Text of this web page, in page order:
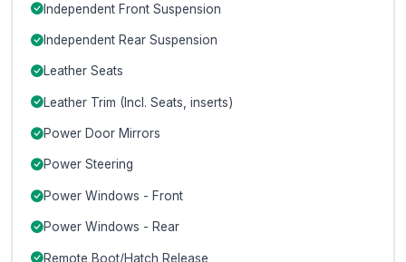
Independent Front Suspension
Independent Rear Suspension
Leather Seats
Leather Trim (Incl. Seats, inserts)
Power Door Mirrors
Power Steering
Power Windows - Front
Power Windows - Rear
Remote Boot/Hatch Release